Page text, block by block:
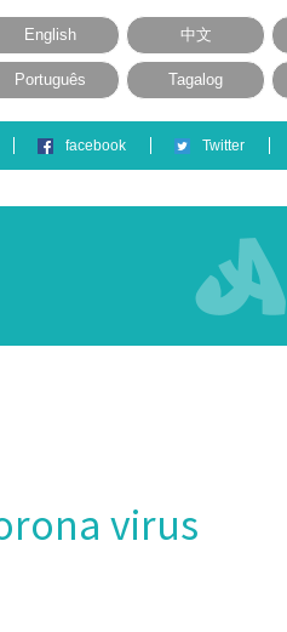
English 中文
Português Tagalog
facebook Twitter
virus